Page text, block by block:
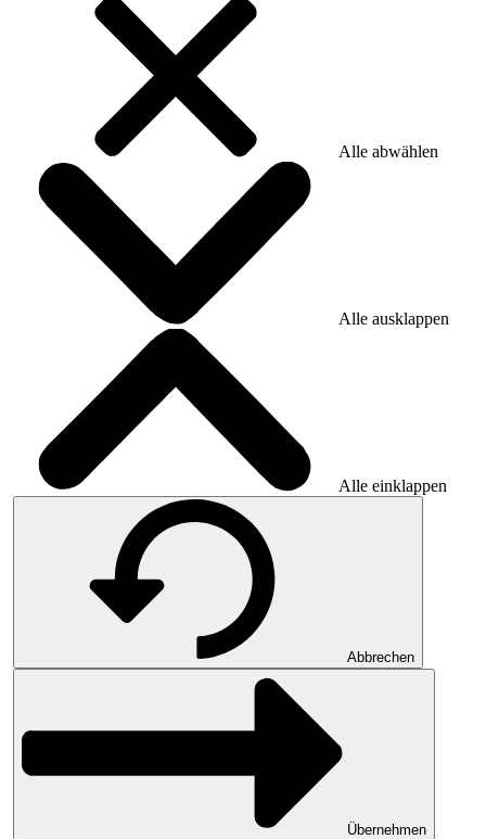
Alle abwählen
Alle ausklappen
Alle einklappen
Abbrechen
Übernehmen